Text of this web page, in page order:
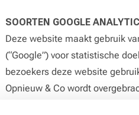
SOORTEN GOOGLE
Deze website maakt gebruik
(“Google”) voor statistische
bezoekers deze website
Opnieuw & Co wordt